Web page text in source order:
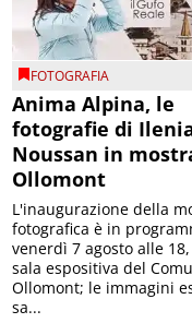
FOTOGRAFIA
Anima Alpina, le
fotografie di
Noussan in
Ollomont
L'inaugurazione della
fotografica è in
venerdì 7 agosto alle
sala espositiva del
Ollomont; le immagini
sa...